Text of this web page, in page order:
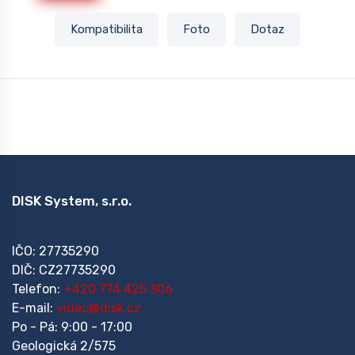
Kompatibilita Foto Dotaz
DISK System, s.r.o.
IČO: 27735290
DIČ: CZ27735290
Telefon: +420 774 425 306
E-mail: video@disk.cz
Po - Pá: 9:00 - 17:00
Geologická 2/575